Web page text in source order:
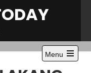
Menu
Open
the